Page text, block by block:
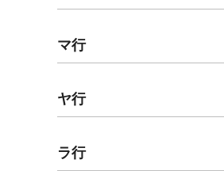
マ行
ヤ行
ラ行